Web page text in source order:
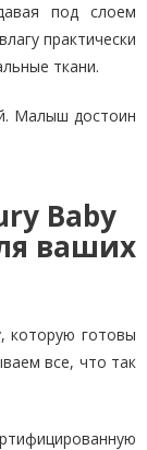
под слоем
практически
ткани.
Малыш достоин
Baby
ваших
которую готовы
все, что так